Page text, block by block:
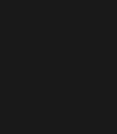
nueva ventana)
nueva ventana)